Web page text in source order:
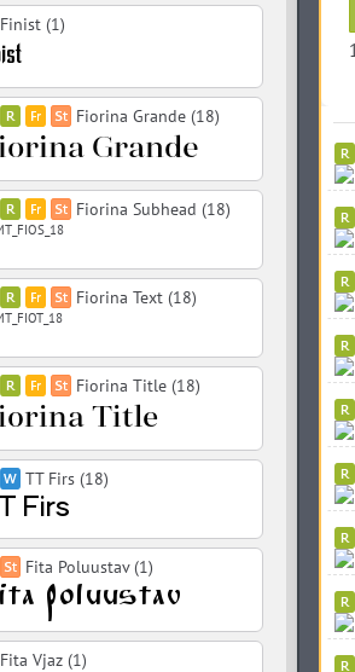
Finist (1)
Fiorina Grande (18)
Fiorina Subhead (18)
Fiorina Text (18)
Fiorina Title (18)
TT Firs (18)
Fita Poluustav (1)
Fita Vjaz (1)